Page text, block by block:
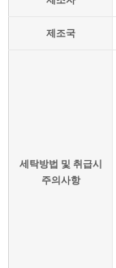
제조국
세탁방법 및 취급시
주의사항